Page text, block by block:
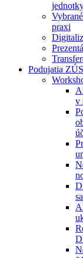
praxi
Podujatia
v